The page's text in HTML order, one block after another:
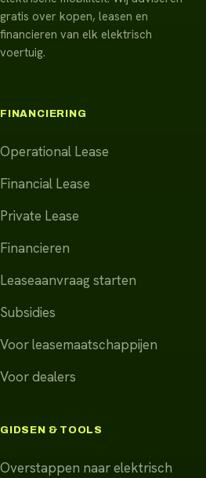
gratis over kopen, leasen en
financieren van elk elektrisch
voertuig.
FINANCIERING
Operational Lease
Financial Lease
Private Lease
Financieren
Leaseaanvraag starten
Subsidies
Voor leasemaatschappijen
Voor dealers
GIDSEN & TOOLS
Overstappen naar elektrisch